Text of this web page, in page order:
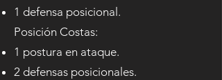
1 defensa posicional.
Posición Costas:
1 postura en ataque.
2 defensas posicionales.